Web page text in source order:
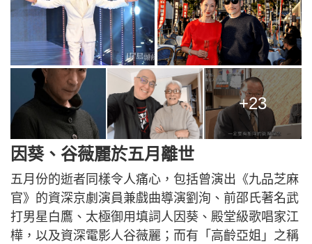
+23
因葵、谷薇麗於五月離世
五月份的逝者同樣令人痛心，包括曾演出《九品芝麻
官》的資深京劇演員兼戲曲導演劉洵、前邵氏著名武
打男星白鷹、太極御用填詞人因葵、殿堂級歌唱家江
樺，以及資深電影人谷薇麗；而有「高齡亞姐」之稱